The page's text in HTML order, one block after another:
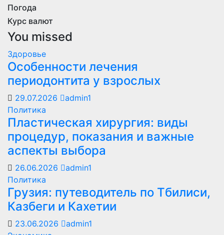
Погода
Курс валют
You missed
Здоровье
Особенности лечения
периодонтита у взрослых
29.07.2026
admin1
Политика
Пластическая хирургия: виды
процедур, показания и важные
аспекты выбора
26.06.2026
admin1
Политика
Грузия: путеводитель по Тбилиси,
Казбеги и Кахетии
23.06.2026
admin1